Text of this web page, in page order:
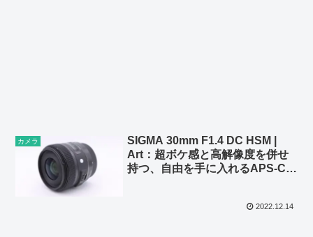
カメラ
SIGMA 30mm F1.4 DC HSM |
Art：超ボケ感と高解像度を併せ
持つ、自由を手に入れるAPS-C専
2022.12.14